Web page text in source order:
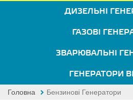
ДИЗЕЛЬНІ
ГАЗОВІ
ЗВАРЮВАЛЬНІ
ГЕНЕРАТОРИ
Головна Бензинові Генератори